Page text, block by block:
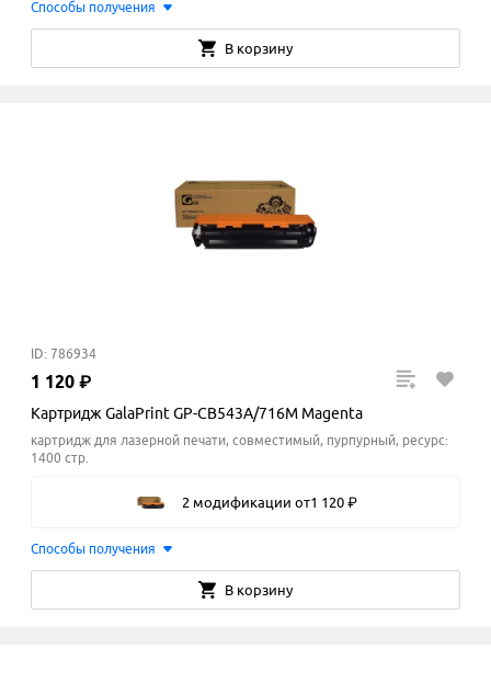
Способы получения
В корзину
ID: 786934
1 120 ₽
Картридж GalaPrint GP-CB543A/716M Magenta
картридж для лазерной печати, совместимый, пурпурный, ресурс:
1400 стр.
2 модификации от1 120 ₽
Способы получения
В корзину